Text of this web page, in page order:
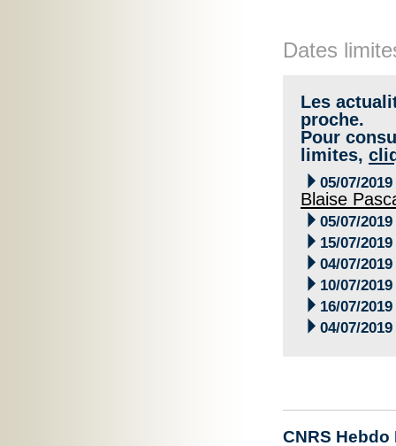
Dates
Les
proche.
Pour
limites,
 05/07/2019
Blaise
 05/07/2019
 15/07/2019
 04/07/2019
 10/07/2019
 16/07/2019
 04/07/2019
CNRS